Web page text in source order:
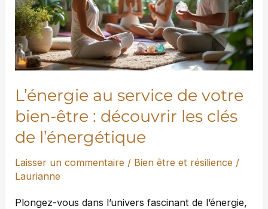
L’énergie au service de votre
bien-être : découvrir les clés
de l’énergétique
Laisser un commentaire / Bien être et résilience /
Laurianne
Plongez-vous dans l’univers fascinant de l’énergie,
votre
bien-
être
:
découvrir
les
clés
de
l’énergétique